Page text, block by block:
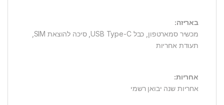
באריזה:
תעודת אחריות
אחריות:
אחריות שנה יבואן רשמי